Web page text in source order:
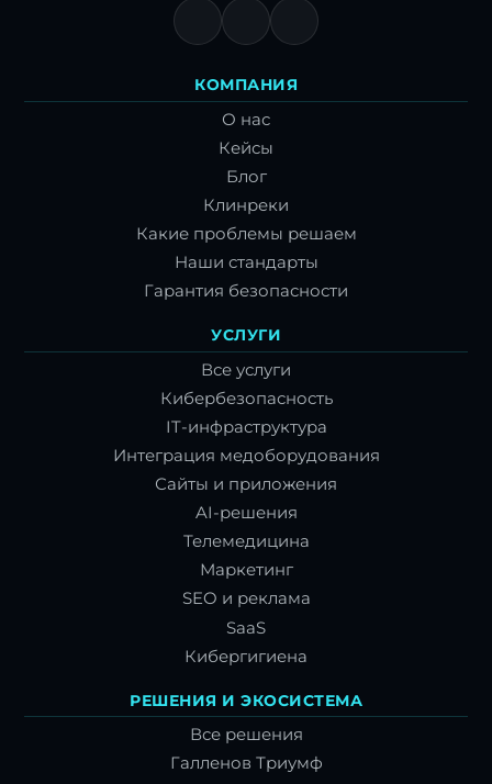
КОМПАНИЯ
О нас
Кейсы
Блог
Клинреки
Какие проблемы решаем
Наши стандарты
Гарантия безопасности
УСЛУГИ
Все услуги
Кибербезопасность
IT-инфраструктура
Интеграция медоборудования
Сайты и приложения
AI-решения
Телемедицина
Маркетинг
SEO и реклама
SaaS
Кибергигиена
РЕШЕНИЯ И ЭКОСИСТЕМА
Все решения
Галленов Триумф